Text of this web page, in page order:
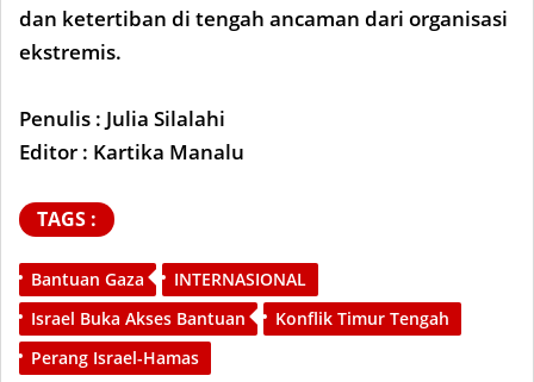
dan ketertiban di tengah ancaman dari organisasi
ekstremis.
Penulis : Julia Silalahi
Editor : Kartika Manalu
TAGS :
Bantuan Gaza
INTERNASIONAL
Israel Buka Akses Bantuan
Konflik Timur Tengah
Perang Israel-Hamas